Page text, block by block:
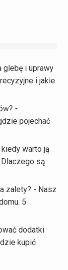
glebę i uprawy
i jakie
-
pojechać
warto ją
Dlaczego są
zalety? - Nasz
5
dodatki
kupić